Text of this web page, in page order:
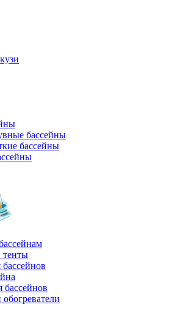
бассейны
бассейны
тенты
бассейнов